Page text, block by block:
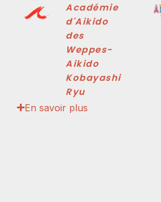
Académie
d'Aikido
des
Weppes-
Aikido
Kobayashi
Ryu
En savoir plus